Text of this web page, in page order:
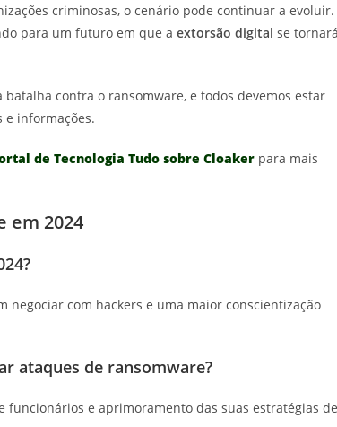
criminosas, o cenário pode continuar a evoluir.
para um futuro em que a extorsão digital se
batalha contra o ransomware, e todos devemos estar
e informações.
de Tecnologia Tudo sobre Cloaker para mais
em 2024
negociar com hackers e uma maior conscientização
ataques de ransomware?
e aprimoramento das suas estratégias de